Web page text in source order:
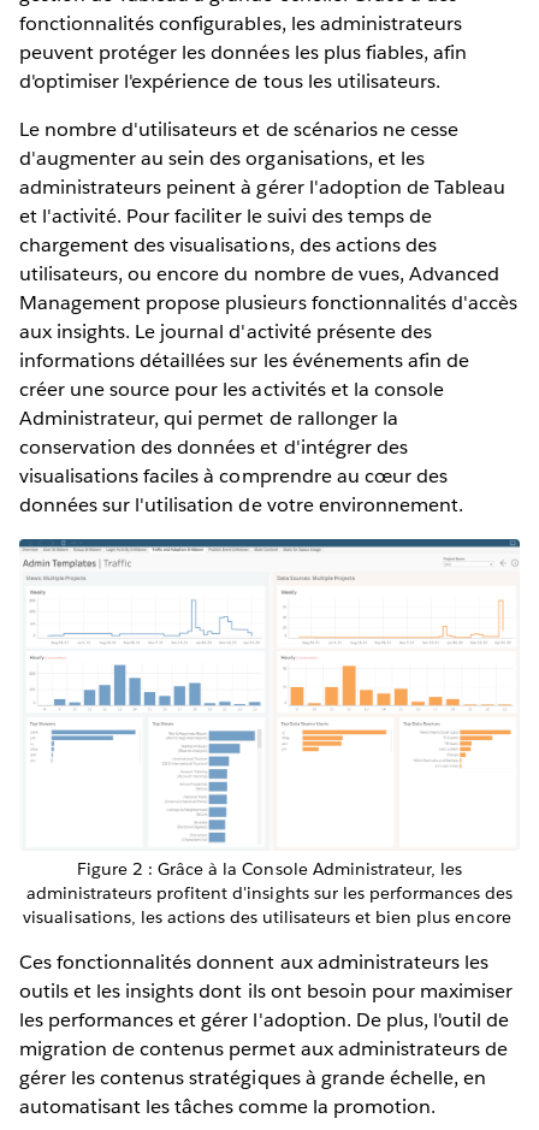
fonctionnalités configurables, les administrateurs
peuvent protéger les données les plus fiables, afin
d'optimiser l'expérience de tous les utilisateurs.
Le nombre d'utilisateurs et de scénarios ne cesse
d'augmenter au sein des organisations, et les
administrateurs peinent à gérer l'adoption de Tableau
et l'activité. Pour faciliter le suivi des temps de
chargement des visualisations, des actions des
utilisateurs, ou encore du nombre de vues, Advanced
Management propose plusieurs fonctionnalités d'accès
aux insights. Le journal d'activité présente des
informations détaillées sur les événements afin de
créer une source pour les activités et la console
Administrateur, qui permet de rallonger la
conservation des données et d'intégrer des
visualisations faciles à comprendre au cœur des
données sur l'utilisation de votre environnement.
Figure 2 : Grâce à la Console Administrateur, les
administrateurs profitent d'insights sur les performances des
visualisations, les actions des utilisateurs et bien plus encore
Ces fonctionnalités donnent aux administrateurs les
outils et les insights dont ils ont besoin pour maximiser
les performances et gérer l'adoption. De plus, l'outil de
migration de contenus permet aux administrateurs de
gérer les contenus stratégiques à grande échelle, en
automatisant les tâches comme la promotion.